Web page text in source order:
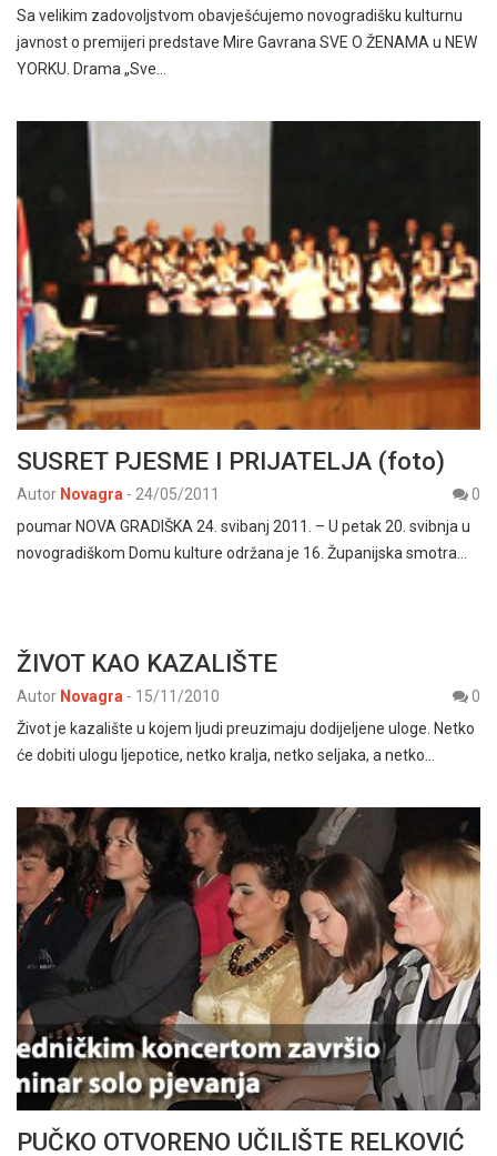
Sa velikim zadovoljstvom obavješćujemo novogradišku kulturnu
javnost o premijeri predstave Mire Gavrana SVE O ŽENAMA u NEW
YORKU. Drama „Sve…
SUSRET PJESME I PRIJATELJA (foto)
Autor Novagra - 24/05/2011
0
poumar NOVA GRADIŠKA 24. svibanj 2011. – U petak 20. svibnja u
novogradiškom Domu kulture održana je 16. Županijska smotra…
ŽIVOT KAO KAZALIŠTE
Autor Novagra - 15/11/2010
0
Život je kazalište u kojem ljudi preuzimaju dodijeljene uloge. Netko
će dobiti ulogu ljepotice, netko kralja, netko seljaka, a netko…
PUČKO OTVORENO UČILIŠTE RELKOVIĆ